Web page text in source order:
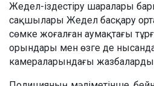
Жедел-іздестіру шаралары
сақшылары Жедел басқару
сөмке жоғалған аумақтағы
орындары мен өзге де
камераларындағы жазбаларды